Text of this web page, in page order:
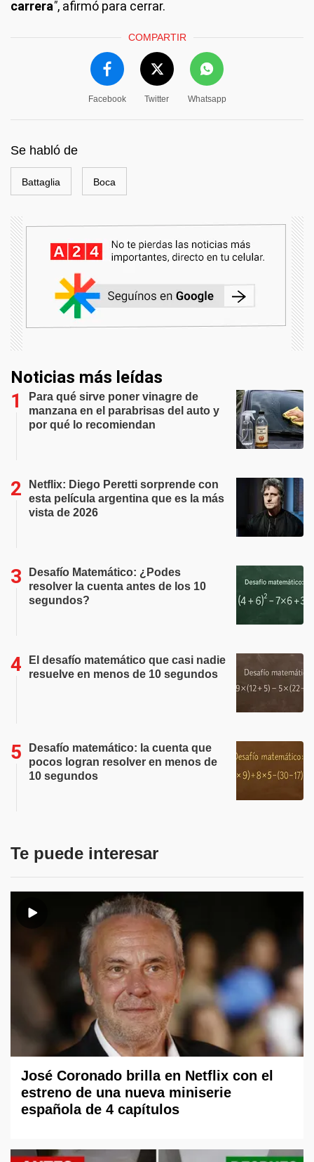
carrera", afirmó para cerrar.
COMPARTIR
Facebook Twitter Whatsapp
Se habló de
Battaglia Boca
Noticias más leídas
Para qué sirve poner vinagre de
manzana en el parabrisas del auto y
por qué lo recomiendan
Netflix: Diego Peretti sorprende con
esta película argentina que es la más
vista de 2026
Desafío Matemático: ¿Podes
resolver la cuenta antes de los 10
segundos?
El desafío matemático que casi nadie
resuelve en menos de 10 segundos
Desafío matemático: la cuenta que
pocos logran resolver en menos de
10 segundos
Te puede interesar
José Coronado brilla en Netflix con el
estreno de una nueva miniserie
española de 4 capítulos